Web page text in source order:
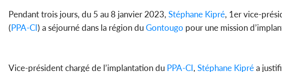
Pendant trois jours, du 5 au 8 janvier 2023, Stéphane Kipré, 1er vice-
(PPA-CI) a séjourné dans la région duGontougo pour une mission
Vice-président chargé de l’implantation du PPA-CI, Stéphane Kipréa